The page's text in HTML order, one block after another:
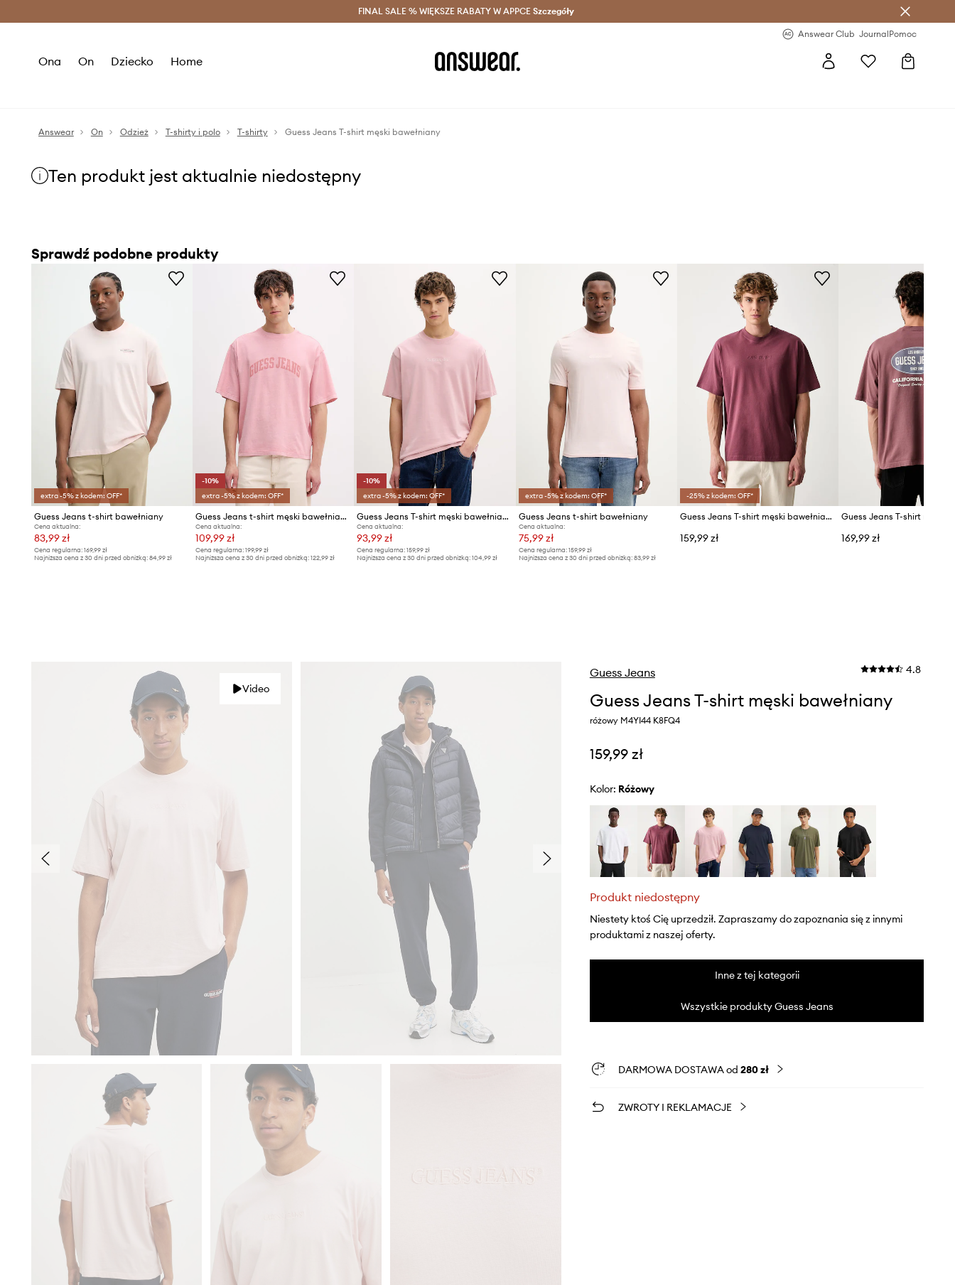
Oszczędzaj z Answear Club > Dostawa nawet w 24h >
FINAL SALE % WIĘKSZE RABATY W APPCE Szczegóły
Answear Club JournalPomoc
Ona On Dziecko Home
Answear On Odzież T-shirty i polo T-shirty Guess Jeans T-shirt męski bawełniany
Ten produkt jest aktualnie niedostępny
Sprawdź podobne produkty
extra -5% z kodem: OFF*
Guess Jeans t-shirt bawełniany
Cena aktualna:
83,99 zł
Cena regularna: 169,99 zł
Najniższa cena z 30 dni przed obniżką: 84,99 zł
-10%
extra -5% z kodem: OFF*
Guess Jeans t-shirt męski bawełniany
Cena aktualna:
109,99 zł
Cena regularna:199,99 zł
Najniższa cena z 30 dni przed obniżką:122,99 zł
-10%
extra -5% z kodem: OFF*
Guess Jeans T-shirt męski bawełniany
Cena aktualna:
93,99 zł
Cena regularna: 159,99 zł
Najniższa cena z 30 dni przed obniżką: 104,99 zł
extra -5% z kodem: OFF*
Guess Jeans t-shirt bawełniany
Cena aktualna:
75,99 zł
Cena regularna: 159,99 zł
Najniższa cena z 30 dni przed obniżką: 83,99 zł
-25% z kodem: OFF*
Guess Jeans T-shirt męski bawełniany
159,99 zł 169,99 zł
Video
Guess Jeans 4.8
Guess Jeans T-shirt męski bawełniany
różowy M4YI44 K8FQ4
159,99 zł
Kolor: różowy
Produkt niedostępny
Niestety ktoś Cię uprzedził. Zapraszamy do zapoznania się z innymi
produktami z naszej oferty.
Inne z tej kategorii
Wszystkie produkty Guess Jeans
DARMOWA DOSTAWA od 280 zł
ZWROTY I REKLAMACJE